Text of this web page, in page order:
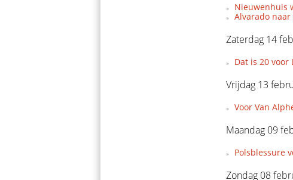
Nieuwenhuis
Alvarado
Zaterdag 14
Dat is 20 voor
Vrijdag 13
Voor Van
Maandag 09
Polsblessure
Zondag 08